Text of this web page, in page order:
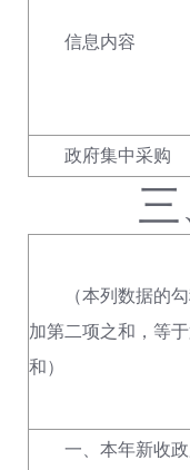
信息内容
政府集中采购
三、
（本列数据的
加第二项之和，等
和）
一、本年新收